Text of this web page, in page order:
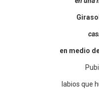
en medio
labios que